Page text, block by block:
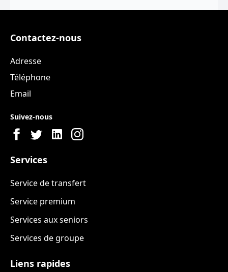
Contactez-nous
Adresse
Téléphone
Email
Suivez-nous
Services
Service de transfert
Service premium
Services aux seniors
Services de groupe
Liens rapides